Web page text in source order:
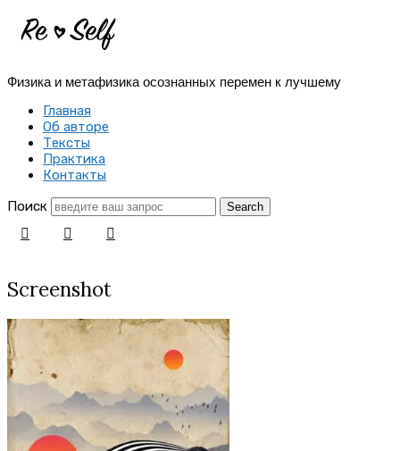
Re-
|
Создай
себя
заново
Физика и метафизика осознанных перемен к лучшему
Главная
Об авторе
Тексты
Практика
Контакты
Поиск
Screenshot